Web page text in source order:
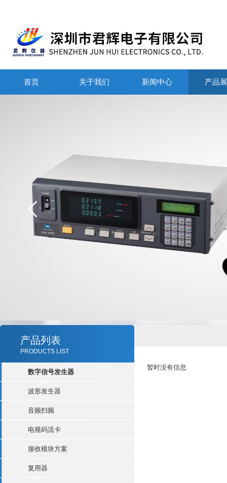
首页 关于我们 新闻中心 产品
产品列表
PRODUCTS LIST
数字信号发生器
波形发生器
音频扫频
电视码流卡
接收模块方案
复用器
暂时没有信息